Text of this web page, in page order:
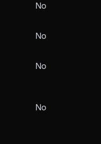
No
No
No
No